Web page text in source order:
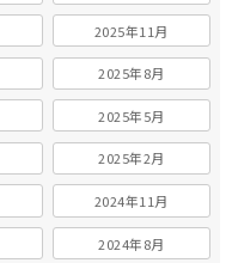
2025年11月
2025年8月
2025年5月
2025年2月
2024年11月
2024年8月